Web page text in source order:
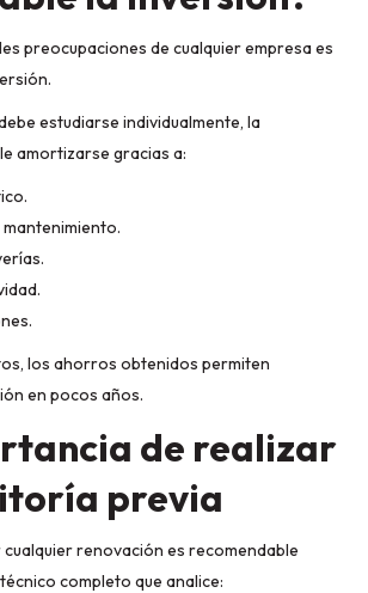
preocupaciones de cualquier empresa es
estudiarse individualmente, la
amortizarse gracias a:
los ahorros obtenidos permiten
en pocos años.
de realizar
previa
renovación es recomendable
completo que analice: